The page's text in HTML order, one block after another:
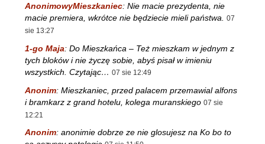
AnonimowyMieszkaniec: Nie macie prezydenta, nie
macie premiera, wkrótce nie będziecie mieli państwa.
07
sie 13:27
1-go Maja: Do Mieszkańca – Też mieszkam w jednym z
tych bloków i nie życzę sobie, abyś pisał w imieniu
wszystkich. Czytając… 07 sie 12:49
Anonim: Mieszkaniec, przed palacem przemawial alfons
i bramkarz z grand hotelu, kolega muranskiego 07 sie
12:21
Anonim: anonimie dobrze ze nie glosujesz na Ko bo to